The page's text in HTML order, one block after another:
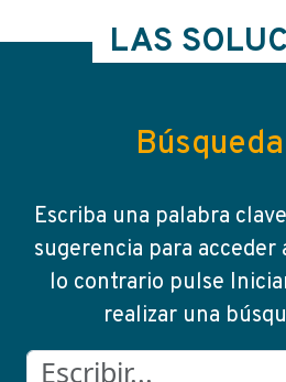
Solutions -
LAS
Escriba una palabra
sugerencia para acceder
lo contrario pulse
realizar una
BÚSQUEDA LIBRE